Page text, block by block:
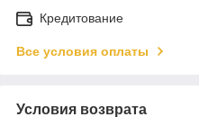
Кредитование
Все условия оплаты
Условия возврата